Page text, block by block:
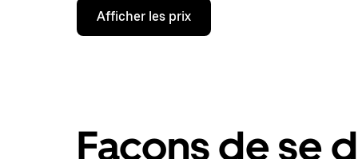
Appuyez
la
avec
le
Afficher les prix
Façons de se